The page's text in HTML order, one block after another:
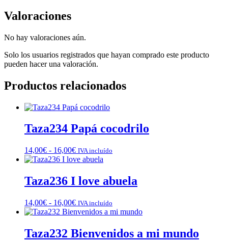
Valoraciones
No hay valoraciones aún.
Solo los usuarios registrados que hayan comprado este producto
pueden hacer una valoración.
Productos relacionados
Taza234 Papá cocodrilo
14,00€ - 16,00€Rango
de
desde
14,00€
16,00€
IVA incluído
Taza236 I love abuela
14,00€ - 16,00€Rango
de
desde
14,00€
IVA incluído
Taza232 Bienvenidos a mi mundo